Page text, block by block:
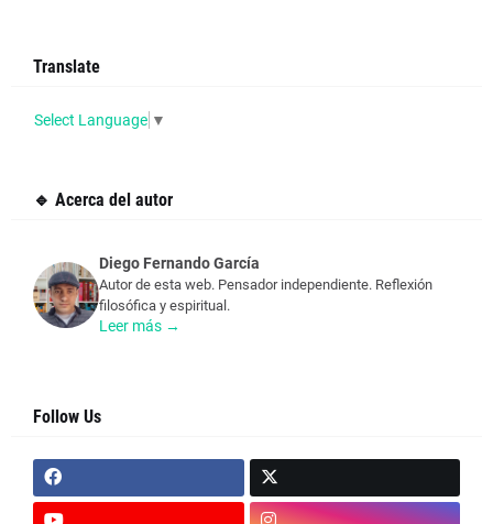
Translate
Select Language ▼
🔹 Acerca del autor
Diego Fernando García
Autor de esta web. Pensador independiente. Reflexión
filosófica y espiritual.
Leer más →
Follow Us